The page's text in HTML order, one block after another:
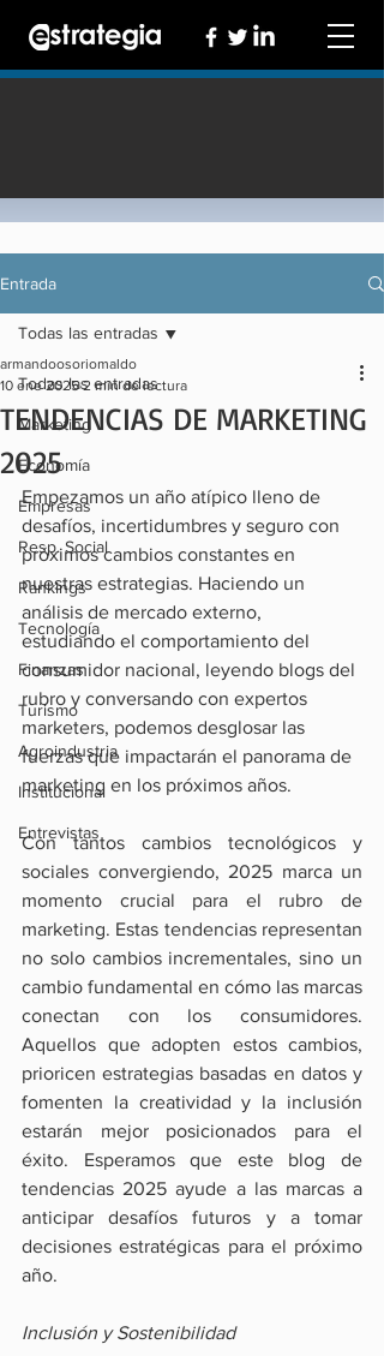
Entrada
Todas las entradas
Marketing
Economía
Empresas
Resp. Social
Rankings
Tecnología
Finanzas
Turismo
Agroindustria
Institucional
Entrevistas
Todas las entradas
TENDENCIAS DE MARKETING
2025
armandoosoriomaldo
10 ene 2025 2 min de lectura
Empezamos un año atípico lleno de
desafíos, incertidumbres y seguro con
próximos cambios constantes en
nuestras estrategias. Haciendo un
análisis de mercado externo,
estudiando el comportamiento del
consumidor nacional, leyendo blogs del
rubro y conversando con expertos
marketers, podemos desglosar las
fuerzas que impactarán el panorama de
marketing en los próximos años.
Con tantos cambios tecnológicos y
sociales convergiendo, 2025 marca un
momento crucial para el rubro de
marketing. Estas tendencias representan
no solo cambios incrementales, sino un
cambio fundamental en cómo las marcas
conectan con los consumidores.
Aquellos que adopten estos cambios,
prioricen estrategias basadas en datos y
fomenten la creatividad y la inclusión
estarán mejor posicionados para el
éxito. Esperamos que este blog de
tendencias 2025 ayude a las marcas a
anticipar desafíos futuros y a tomar
decisiones estratégicas para el próximo
año.
Inclusión y Sostenibilidad